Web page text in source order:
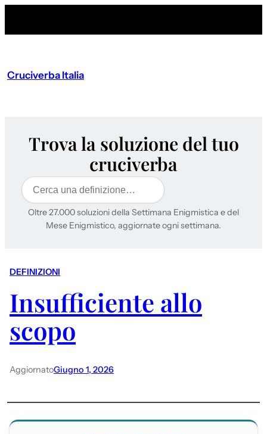
Cruciverba Italia
Trova la soluzione del tuo
cruciverba
Cerca
Oltre 27.000 soluzioni della Settimana Enigmistica e del
Mese Enigmistico, aggiornate ogni settimana.
DEFINIZIONI
Insufficiente allo
scopo
AggiornatoGiugno 1, 2026